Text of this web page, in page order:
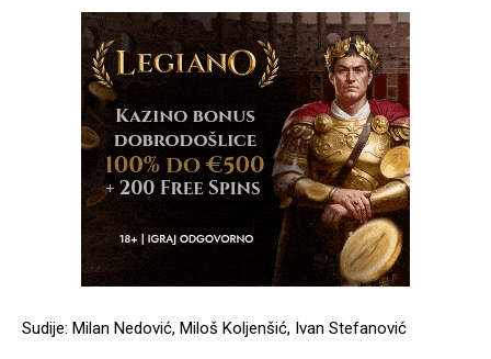
Sudije: Milan Nedović, Miloš Koljenšić, Ivan Stefanović